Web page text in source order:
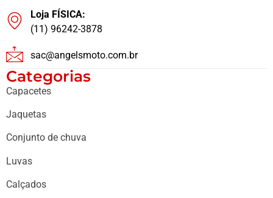
Loja FÍSICA:
(11) 96242-3878
sac@angelsmoto.com.br
Categorias
Capacetes
Jaquetas
Conjunto de chuva
Luvas
Calçados